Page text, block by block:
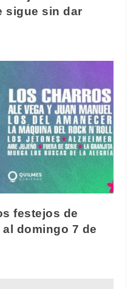
sigue sin dar
festejos de
domingo 7 de